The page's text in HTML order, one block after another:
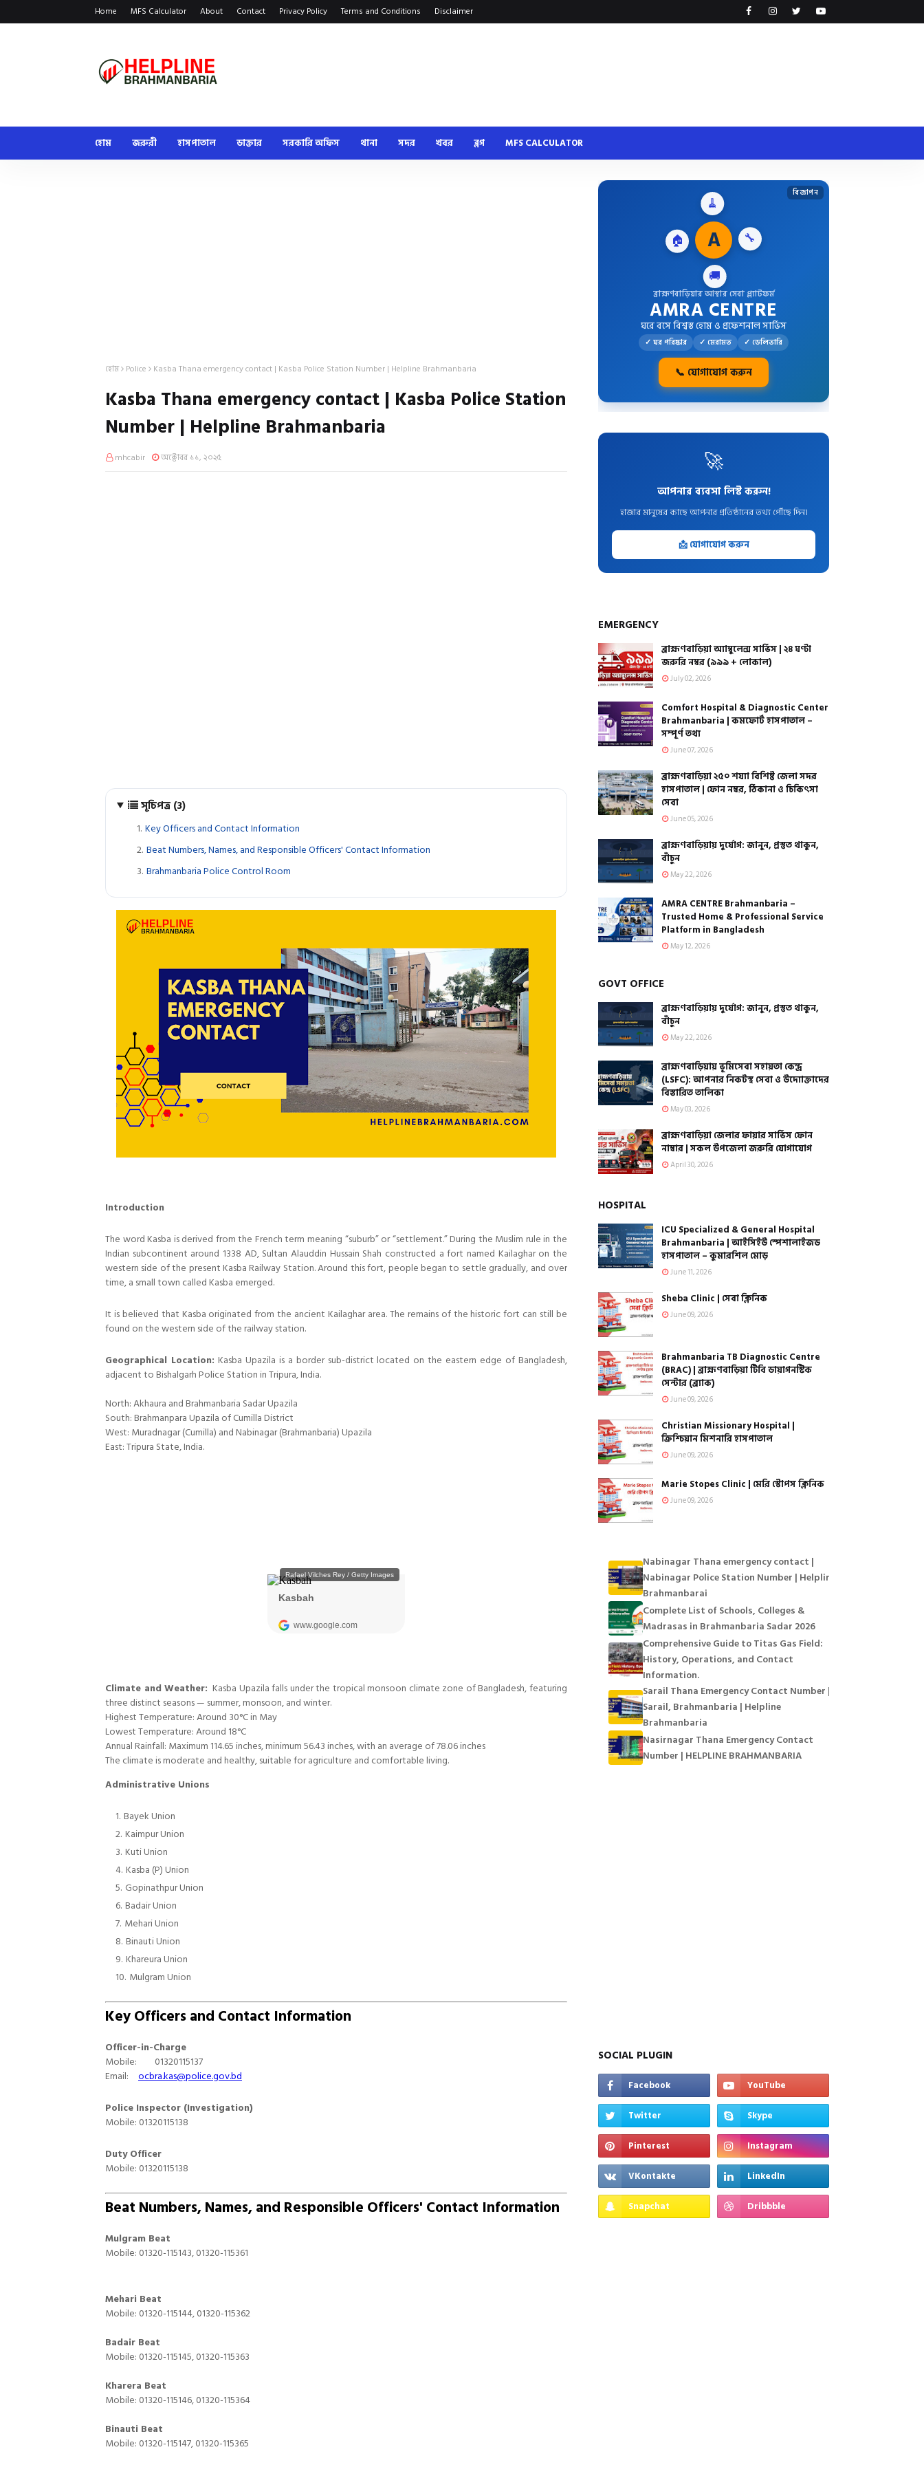
Home MFS Calculator About Contact Privacy Policy Terms and Conditions Disclaimer
হোম জরুরী হাসপাতাল ডাক্তার সরকারি অফিস থানা সদর খবর ব্লগ MFS CALCULATOR
হোম Police Kasba Thana emergency contact | Kasba Police Station Number | Helpline Brahmanbaria
Kasba Thana emergency contact | Kasba Police Station
Number | Helpline Brahmanbaria
mhcabir অক্টোবর ১১, ২০২৫
সূচিপত্র (3)
Key Officers and Contact Information
Beat Numbers, Names, and Responsible Officers' Contact Information
Brahmanbaria Police Control Room
Introduction
The word Kasba is derived from the French term meaning “suburb” or “settlement.” During the Muslim rule in the
Indian subcontinent around 1338 AD, Sultan Alauddin Hussain Shah constructed a fort named Kailaghar on the
western side of the present Kasba Railway Station. Around this fort, people began to settle gradually, and over
time, a small town called Kasba emerged.
It is believed that Kasba originated from the ancient Kailaghar area. The remains of the historic fort can still be
found on the western side of the railway station.
Geographical Location: Kasba Upazila is a border sub-district located on the eastern edge of Bangladesh,
adjacent to Bishalgarh Police Station in Tripura, India.
North: Akhaura and Brahmanbaria Sadar Upazila
South: Brahmanpara Upazila of Cumilla District
West: Muradnagar (Cumilla) and Nabinagar (Brahmanbaria) Upazila
East: Tripura State, India.
Climate and Weather: Kasba Upazila falls under the tropical monsoon climate zone of Bangladesh, featuring
three distinct seasons — summer, monsoon, and winter.
Highest Temperature: Around 30°C in May
Lowest Temperature: Around 18°C
Annual Rainfall: Maximum 114.65 inches, minimum 56.43 inches, with an average of 78.06 inches
The climate is moderate and healthy, suitable for agriculture and comfortable living.
Administrative Unions
Bayek Union
Kaimpur Union
Kuti Union
Kasba (P) Union
Gopinathpur Union
Badair Union
Mehari Union
Binauti Union
Khareura Union
Mulgram Union
Key Officers and Contact Information
Officer-in-Charge
Mobile:
01320115137
Email:
ocbra.kas@police.gov.bd
Police Inspector (Investigation)
Mobile: 01320115138
Duty Officer
Mobile: 01320115138
Beat Numbers, Names, and Responsible Officers' Contact Information
Mulgram Beat
Mobile: 01320-115143, 01320-115361
Mehari Beat
Mobile: 01320-115144, 01320-115362
Badair Beat
Mobile: 01320-115145, 01320-115363
Kharera Beat
Mobile: 01320-115146, 01320-115364
Binauti Beat
Mobile: 01320-115147, 01320-115365
বিজ্ঞাপন
🏠
🧹
🔧
🚚
A
ব্রাহ্মণবাড়িয়ার আস্থার সেবা প্ল্যাটফর্ম
AMRA CENTRE
ঘরে বসে বিশ্বস্ত হোম ও প্রফেশনাল সার্ভিস
✓ ঘর পরিষ্কার ✓ মেরামত ✓ ডেলিভারি
📞 যোগাযোগ করুন
🚀
আপনার ব্যবসা লিস্ট করুন!
হাজার মানুষের কাছে আপনার প্রতিষ্ঠানের তথ্য পৌঁছে দিন।
📩 যোগাযোগ করুন
EMERGENCY
ব্রাহ্মণবাড়িয়া অ্যাম্বুলেন্স সার্ভিস | ২৪ ঘণ্টা
জরুরি নম্বর (৯৯৯ + লোকাল)
July 02, 2026
Comfort Hospital & Diagnostic Center
Brahmanbaria | কমফোর্ট হাসপাতাল –
সম্পূর্ণ তথ্য
June 07, 2026
ব্রাহ্মণবাড়িয়া ২৫০ শয্যা বিশিষ্ট জেলা সদর
হাসপাতাল | ফোন নম্বর, ঠিকানা ও চিকিৎসা
সেবা
June 05, 2026
ব্রাহ্মণবাড়িয়ায় দুর্যোগ: জানুন, প্রস্তুত থাকুন,
বাঁচুন
May 22, 2026
AMRA CENTRE Brahmanbaria –
Trusted Home & Professional Service
Platform in Bangladesh
May 12, 2026
GOVT OFFICE
ব্রাহ্মণবাড়িয়ায় দুর্যোগ: জানুন, প্রস্তুত থাকুন,
বাঁচুন
May 22, 2026
ব্রাহ্মণবাড়িয়ায় ভূমিসেবা সহায়তা কেন্দ্র
(LSFC): আপনার নিকটস্থ সেবা ও উদ্যোক্তাদের
বিস্তারিত তালিকা
May 03, 2026
ব্রাহ্মণবাড়িয়া জেলার ফায়ার সার্ভিস ফোন
নাম্বার | সকল উপজেলা জরুরি যোগাযোগ
April 30, 2026
HOSPITAL
ICU Specialized & General Hospital
Brahmanbaria | আইসিইউ স্পেশালাইজড
হাসপাতাল – কুমারশিল মোড়
June 11, 2026
Sheba Clinic | সেবা ক্লিনিক
June 09, 2026
Brahmanbaria TB Diagnostic Centre
(BRAC) | ব্রাহ্মণবাড়িয়া টিবি ডায়াগনস্টিক
সেন্টার (ব্র্যাক)
June 09, 2026
Christian Missionary Hospital |
ক্রিশ্চিয়ান মিশনারি হাসপাতাল
June 09, 2026
Marie Stopes Clinic | মেরি স্টোপস ক্লিনিক
June 09, 2026
Nabinagar Thana emergency contact |
Nabinagar Police Station Number | Helpline
Brahmanbarai
Complete List of Schools, Colleges &
Madrasas in Brahmanbaria Sadar 2026
Comprehensive Guide to Titas Gas Field:
History, Operations, and Contact
Information.
Sarail Thana Emergency Contact Number |
Sarail, Brahmanbaria | Helpline
Brahmanbaria
Nasirnagar Thana Emergency Contact
Number | HELPLINE BRAHMANBARIA
SOCIAL PLUGIN